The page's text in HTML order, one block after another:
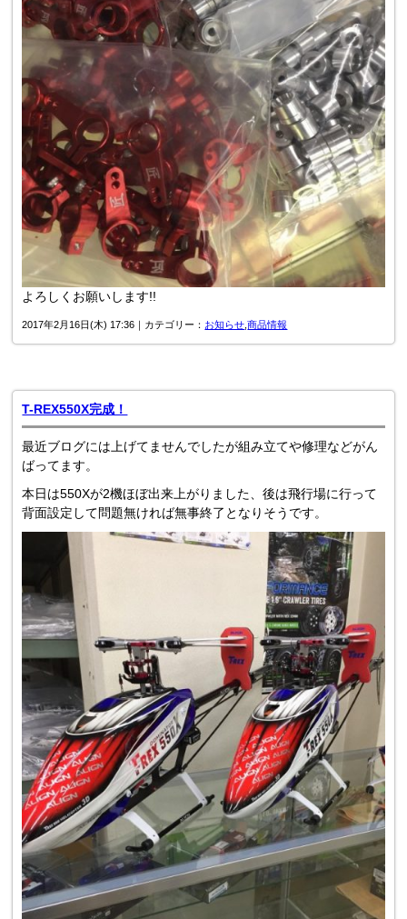
よろしくお願いします!!
2017年2月16日(木) 17:36｜カテゴリー： お知らせ ,商品情報
T-REX550X完成！
最近ブログには上げてませんでしたが組み立てや修理などがん
ばってます。
本日は550Xが2機ほぼ出来上がりました、後は飛行場に行って
背面設定して問題無ければ無事終了となりそうです。